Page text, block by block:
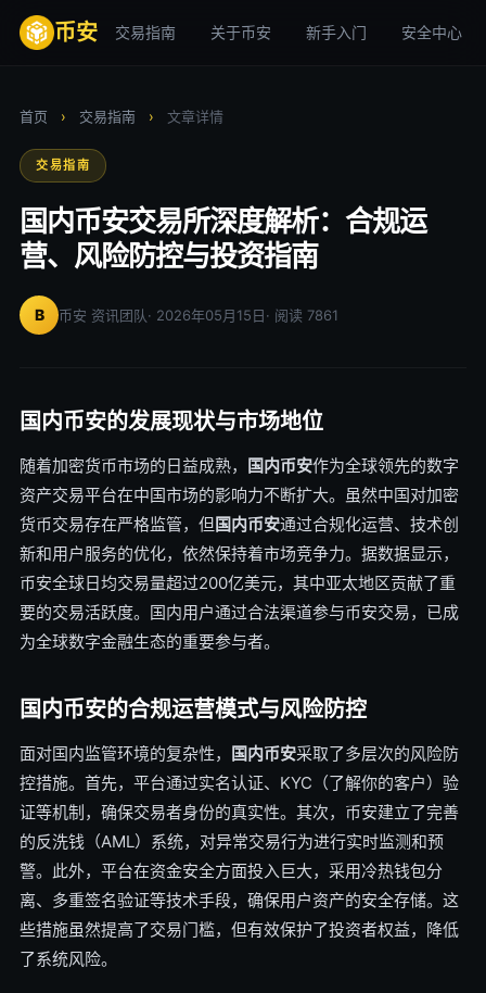
币安 交易指南 关于币安 新手入门 安全中心
首页 › 交易指南 › 文章详情
交易指南
国内币安交易所深度解析：合规运
营、风险防控与投资指南
B 币安 资讯团队· 2026年05月15日· 阅读 7861
国内币安的发展现状与市场地位
随着加密货币市场的日益成熟， 国内币安作为全球领先的数字
资产交易平台在中国市场的影响力不断扩大。虽然中国对加密
货币交易存在严格监管，但国内币安通过合规化运营、技术创
新和用户服务的优化，依然保持着市场竞争力。据数据显示，
币安全球日均交易量超过200亿美元，其中亚太地区贡献了重
要的交易活跃度。国内用户通过合法渠道参与币安交易，已成
为全球数字金融生态的重要参与者。
国内币安的合规运营模式与风险防控
面对国内监管环境的复杂性， 国内币安采取了多层次的风险防
控措施。首先，平台通过实名认证、KYC（了解你的客户）验
证等机制，确保交易者身份的真实性。其次，币安建立了完善
的反洗钱（AML）系统，对异常交易行为进行实时监测和预
警。此外，平台在资金安全方面投入巨大，采用冷热钱包分
离、多重签名验证等技术手段，确保用户资产的安全存储。这
些措施虽然提高了交易门槛，但有效保护了投资者权益，降低
了系统风险。